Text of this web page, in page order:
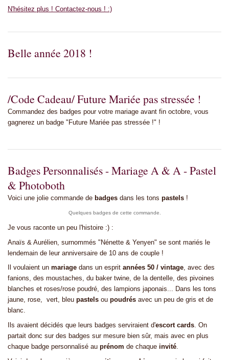
N'hésitez plus ! Contactez-nous ! :)
Belle année 2018 !
/Code Cadeau/ Future Mariée pas stressée !
Commandez des badges pour votre mariage avant fin octobre, vous
gagnerez un badge "Future Mariée pas stressée !" !
Badges Personnalisés - Mariage A & A - Pastel
& Photoboth
Voici une jolie commande de badges dans les tons pastels !
Quelques badges de cette commande.
Je vous raconte un peu l'histoire :) :
Anaïs & Aurélien, surnommés "Nénette & Yenyen" se sont mariés le
lendemain de leur anniversaire de 10 ans de couple !
Il voulaient un mariage dans un esprit années 50 / vintage, avec des
fanions, des moustaches, du baker twine, de la dentelle, des pivoines
blanches et roses/rose poudré, des lampions japonais... Dans les tons
jaune, rose, vert, bleu pastels ou poudrés avec un peu de gris et de
blanc.
Ils avaient décidés que leurs badges serviraient d'escort cards. On
partait donc sur des badges sur mesure bien sûr, mais avec en plus
chaque badge personnalisé au prénom de chaque invité.